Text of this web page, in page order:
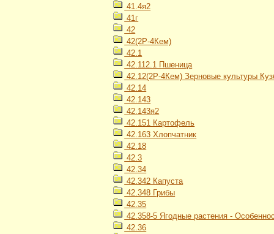
41.4я2
41г
42
42(2Р-4Кем)
42.1
42.112.1 Пшеница
42.12(2Р-4Кем) Зерновые культуры
42.14
42.143
42.143я2
42.151 Картофель
42.163 Хлопчатник
42.18
42.3
42.34
42.342 Капуста
42.348 Грибы
42.35
42.358-5 Ягодные растения -
42.36